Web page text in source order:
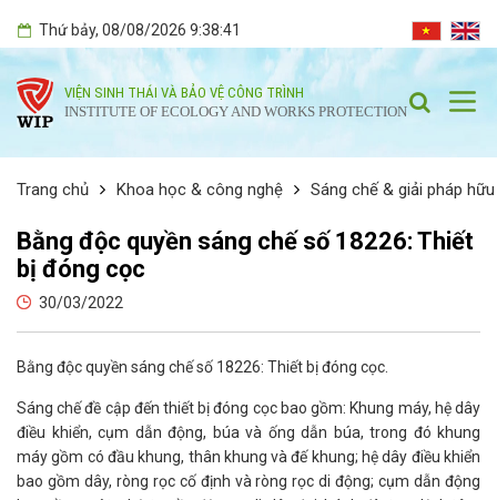
Thứ bảy, 08/08/2026 9:38:42
VIỆN SINH THÁI VÀ BẢO VỆ CÔNG TRÌNH
INSTITUTE OF ECOLOGY AND WORKS PROTECTION
Trang chủ Khoa học & công nghệ Sáng chế & giải pháp
Bằng độc quyền sáng chế số 18226: Thiết
bị đóng cọc
30/03/2022
Bằng độc quyền sáng chế số 18226: Thiết bị đóng cọc.
Sáng chế đề cập đến thiết bị đóng cọc bao gồm: Khung máy, hệ dây
điều khiển, cụm dẫn động, búa và ống dẫn búa, trong đó khung
máy gồm có đầu khung, thân khung và đế khung; hệ dây điều khiển
bao gồm dây, ròng rọc cố định và ròng rọc di động; cụm dẫn động